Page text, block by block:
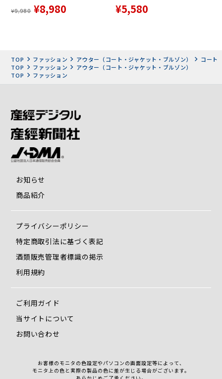
¥9,980 ¥8,980 ¥5,580
TOP ファッション アウター（コート・ジャケット・ブルゾン）
コート
TOP
ファッション
アウター（コート・ジャケット・ブルゾン）
TOP
ファッション
お知らせ
商品紹介
プライバシーポリシー
特定商取引法に基づく表記
酒類販売管理者標識の掲示
利用規約
ご利用ガイド
当サイトについて
お問い合わせ
お客様のモニタの色設定やパソコンの画面設定等によって、
モニタ上の色と実際の製品の色に差が生じる場合がございます。